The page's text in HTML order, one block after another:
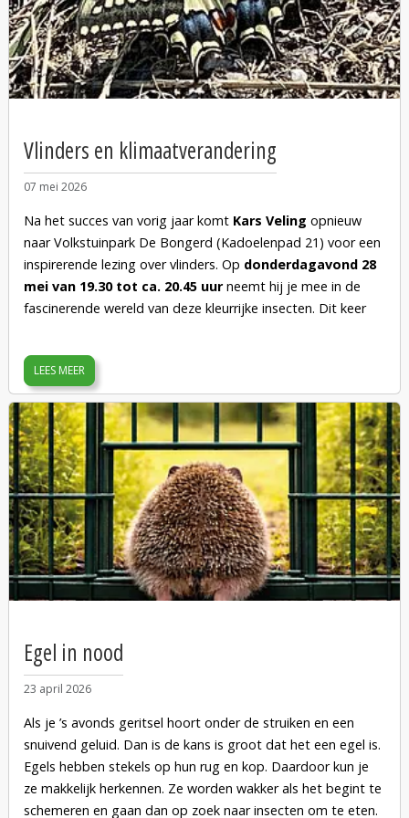
Ontdek de gigantische (verborgen) diversiteit, leer ze
herkennen en leer over hun levens. Daarna gaan we het veld
in en kijken we welke zweefvliegen (en diertjes die erop
lijken) we tegen kunnen komen.
Vlinders en klimaatverandering
07 mei 2026
Na het succes van vorig jaar komt Kars Veling opnieuw
naar Volkstuinpark De Bongerd (Kadoelenpad 21) voor een
inspirerende lezing over vlinders. Op donderdagavond 28
mei van 19.30 tot ca. 20.45 uurneemt hij je mee in de
fascinerende wereld van deze kleurrijke insecten. Dit keer
voor vlindersoorten en hun aantallen? Een actueel en
boeiend onderwerp dat je met andere ogen naar de natuur
laat kijken. Of je nu al veel weet over vlinders of gewoon
nieuwsgierig bent: iedereen is van harte welkom! Kom
luisteren, leren en laat je verwonderen.
LEES MEER
Egel in nood
23 april 2026
Als je ’s avonds geritsel hoort onder de struiken en een
snuivend geluid. Dan is de kans is groot dat het een egel is.
Egels hebben stekels op hun rug en kop. Daardoor kun je
ze makkelijk herkennen. Ze worden wakker als het begint te
schemeren en gaan dan op zoek naar insecten om te eten.